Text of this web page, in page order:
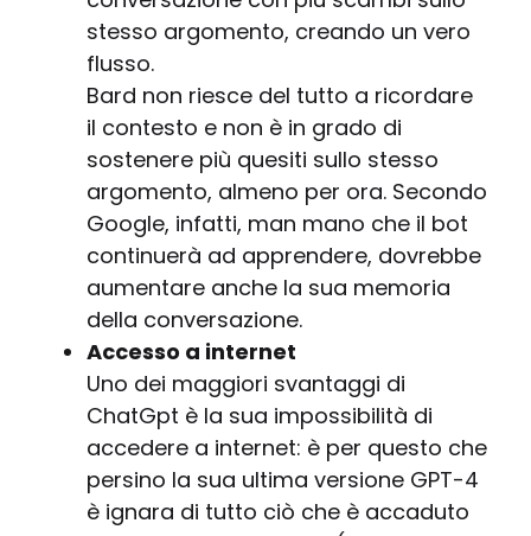
stesso argomento, creando un vero
flusso.
Bard non riesce del tutto a ricordare
il contesto e non è in grado di
sostenere più quesiti sullo stesso
argomento, almeno per ora. Secondo
Google, infatti, man mano che il bot
continuerà ad apprendere, dovrebbe
aumentare anche la sua memoria
della conversazione.
Accesso a internet
Uno dei maggiori svantaggi di
ChatGpt è la sua impossibilità di
accedere a internet: è per questo che
persino la sua ultima versione GPT-4
è ignara di tutto ciò che è accaduto